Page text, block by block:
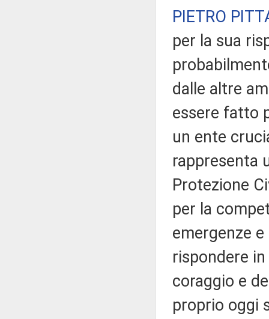
PIETRO
per la sua
dalle altre
essere fatto
un ente
rappresenta
Protezione
per la
emergenze
rispondere
coraggio e
proprio oggi